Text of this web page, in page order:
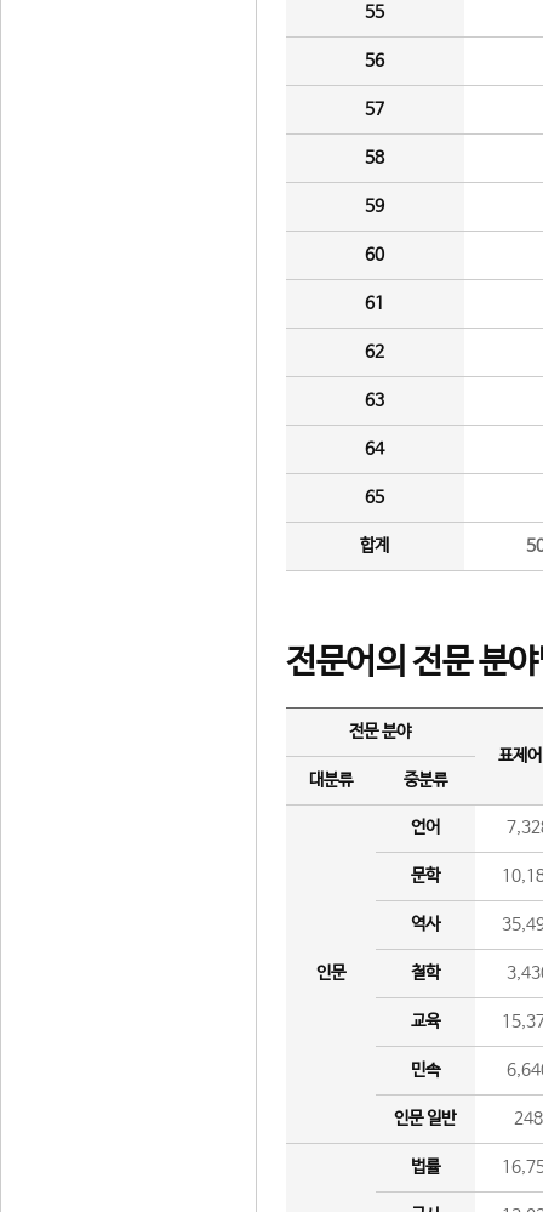
55
56
57
58
59
60
61
62
63
64
65
합계
전문어의 전문 분
전문 분야
표제
대분류
중분류
인문
언어
문학
역사
철학
교육
민속
인문 일반 248
법률